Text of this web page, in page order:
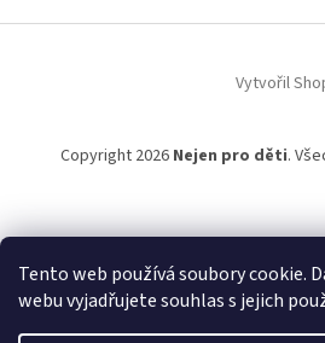
Tento web používá soubory cookie.
webu vyjadřujete souhlas s jejich
Vytvořil
Copyright 2026 Nejen pro děti.